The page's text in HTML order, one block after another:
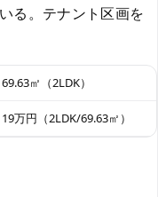
る。テナント区画を
69.63㎡（2LDK）
19万円（2LDK/69.63㎡）